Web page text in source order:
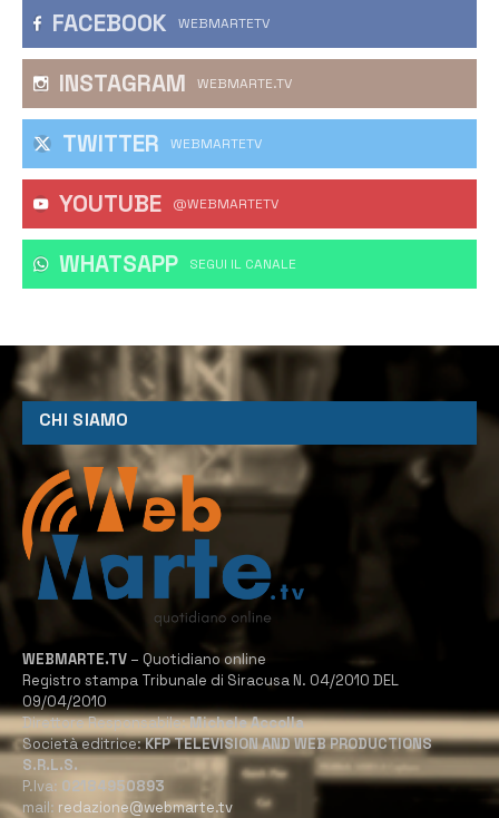
FACEBOOK WEBMARTETV
INSTAGRAM WEBMARTE.TV
TWITTER WEBMARTETV
YOUTUBE @WEBMARTETV
WHATSAPP ‎SEGUI IL CANALE
CHI SIAMO
WEBMARTE.TV – Quotidiano online
Registro stampa Tribunale di Siracusa N. 04/2010 DEL
09/04/2010
Direttore Responsabile:Michele Accolla
Società editrice:KFP TELEVISION AND WEB PRODUCTIONS
S.R.L.S.
P.Iva: 02184950893
mail: redazione@webmarte.tv